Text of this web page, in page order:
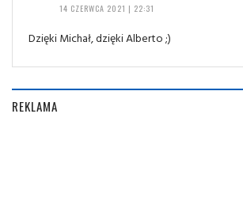
14 CZERWCA 2021 | 22:31
Dzięki Michał, dzięki Alberto ;)
REKLAMA